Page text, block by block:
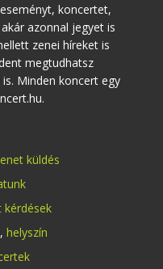
koncertet,
azonnal jegyet is
zenei híreket is
megtudhatsz
Minden koncert egy
küldés
kérdések
, helyszín